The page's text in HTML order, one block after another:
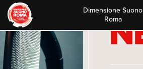
Skip
to
content
Dimensione Suono
Roma